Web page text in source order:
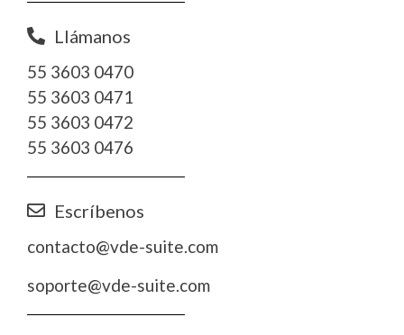
Llámanos
55 3603 0470
55 3603 0471
55 3603 0472
55 3603 0476
Escríbenos
contacto@vde-suite.com
soporte@vde-suite.com